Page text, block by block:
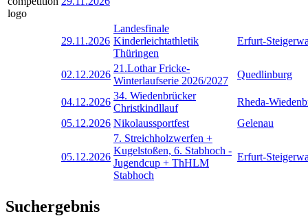
29.11.2026
Landesfinale
Kinderleichtathletik
Thüringen
Erfurt-
02.12.2026
21.Lothar Fricke-
Winterlaufserie 2026/2027
Quedlinburg
04.12.2026
34. Wiedenbrücker
Christkindllauf
Rheda-
05.12.2026 Nikolaussportfest Gelenau
05.12.2026
7. Streichholzwerfen +
Kugelstoßen, 6. Stabhoch -
Jugendcup + ThHLM
Stabhoch
Erfurt-
Suchergebnis